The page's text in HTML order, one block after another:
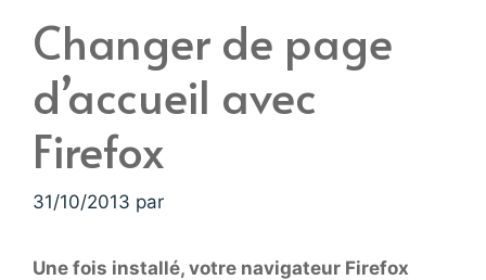
Changer de page
d’accueil avec
Firefox
31/10/2013 par
Une fois installé, votre navigateur Firefox